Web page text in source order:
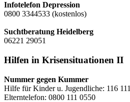
Infotelefon Depression
0800 3344533 (kostenlos)
Suchtberatung Heidelberg
06221 29051
Hilfen in Krisensituationen II
Nummer gegen Kummer
Hilfe für Kinder u. Jugendliche: 116 111
Elterntelefon: 0800 111 0550